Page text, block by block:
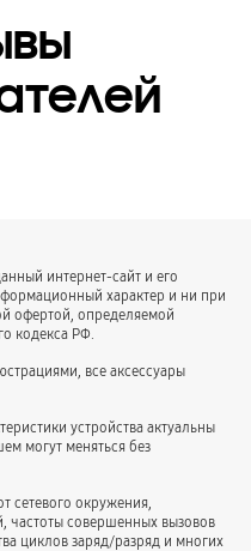
интернет-сайт и его
характер и ни при
офертой, определяемой
кодекса РФ.
все аксессуары
устройства актуальны
могут меняться без
сетевого окружения,
частоты совершенных вызовов
циклов заряд/разряд и многих